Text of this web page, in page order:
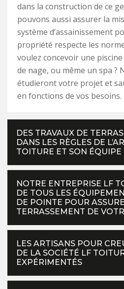
dans la construction de ce
pouvons aussi assurer la
système d’assainissement
propriété respecte les
voulez concevoir une
de nage, ou même un spa ?
étudieront votre projet et
en fonctions de vos besoins.
DES TRAVAUX DE
DANS LES RÈGLES DE
TOITURE ET SON ÉQUIPE
NOTRE ENTREPRISE LF
DE TOUS LES
DE POINTE POUR
TERRASSEMENT DE
LES ARTISANS POUR
DE LA SOCIÉTÉ LF
EXPÉRIMENTÉS